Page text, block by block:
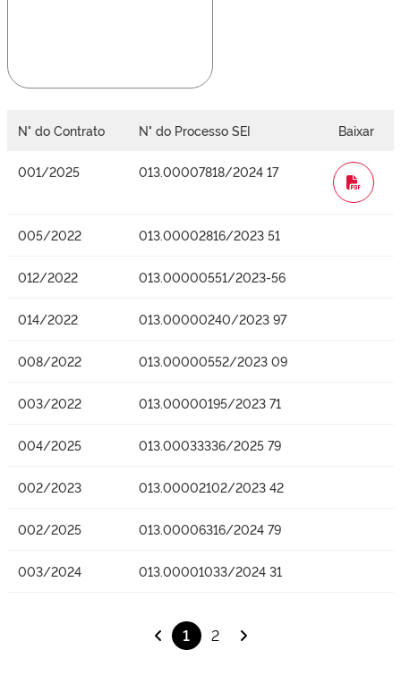
N° do Contrato N° do Processo SEI Baixar
001/2025 013.00007818/2024 17
WORD
005/2022 013.00002816/2023 51
012/2022 013.00000551/2023-56
014/2022 013.00000240/2023 97
008/2022 013.00000552/2023 09
003/2022 013.00000195/2023 71
004/2025 013.00033336/2025 79
002/2023 013.00002102/2023 42
002/2025 013.00006316/2024 79
003/2024 013.00001033/2024 31
1 2